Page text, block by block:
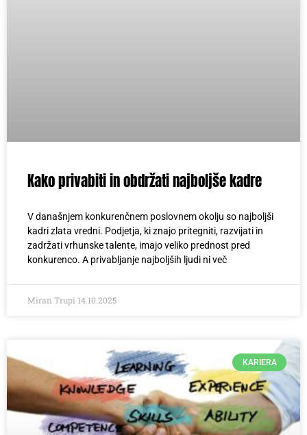
Kako privabiti in obdržati najboljše kadre
V današnjem konkurenčnem poslovnem okolju so najboljši
kadri zlata vredni. Podjetja, ki znajo pritegniti, razvijati in
zadržati vrhunske talente, imajo veliko prednost pred
konkurenco. A privabljanje najboljših ljudi ni več
Miran Trupi 14.10.2025
KARIERA